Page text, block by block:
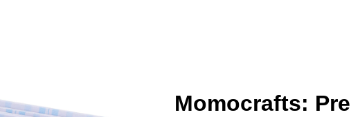
Momocrafts: